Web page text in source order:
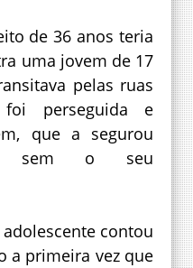
de 36 anos teria
uma jovem de 17
pelas ruas
perseguida e
que a segurou
la sem o seu
contou
a primeira vez que